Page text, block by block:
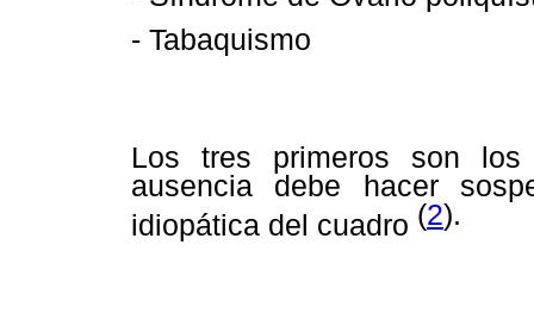
- Tabaquismo
Los tres primeros son
ausencia debe hacer
idiopática del cuadro (2).